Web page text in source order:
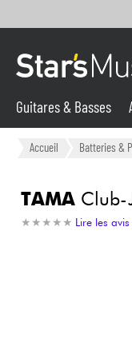
Guitares
Synthés &
Micros &
Guitares & Basses
Accueil Batteries &
TAMAClub-
★ ★ ★ ★ ★
★ ★ ★ ★ ★ Lire les avis